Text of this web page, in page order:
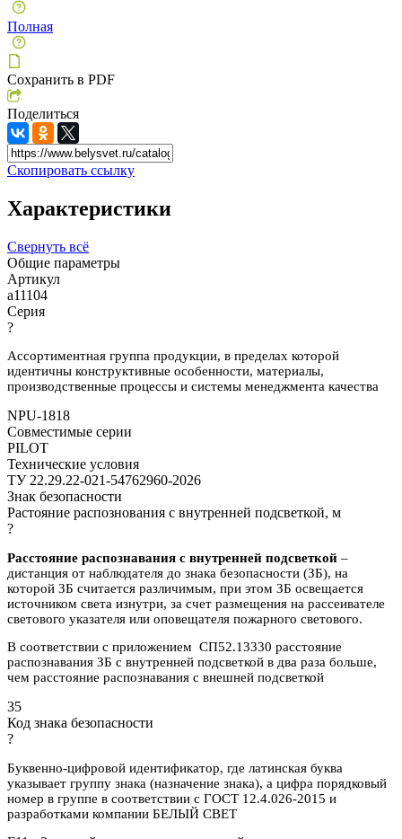
Полная
Сохранить в PDF
Поделиться
Скопировать ссылку
Характеристики
Свернуть всё
Общие параметры
Артикул
a11104
Серия
?
Ассортиментная группа продукции, в пределах которой
идентичны конструктивные особенности, материалы,
производственные процессы и системы менеджмента качества
NPU-1818
Совместимые серии
PILOT
Технические условия
ТУ 22.29.22-021-54762960-2026
Знак безопасности
Растояние распознования с внутренней подсветкой, м
?
Расстояние распознавания с внутренней подсветкой –
дистанция от наблюдателя до знака безопасности (ЗБ), на
которой ЗБ считается различимым, при этом ЗБ освещается
источником света изнутри, за счет размещения на рассеивателе
светового указателя или оповещателя пожарного светового.
В соответствии с приложением СП52.13330 расстояние
распознавания ЗБ с внутренней подсветкой в два раза больше,
чем расстояние распознавания с внешней подсветкой
35
Код знака безопасности
?
Буквенно-цифровой идентификатор, где латинская буква
указывает группу знака (назначение знака), а цифра порядковый
номер в группе в соответствии с ГОСТ 12.4.026-2015 и
разработками компании БЕЛЫЙ СВЕТ